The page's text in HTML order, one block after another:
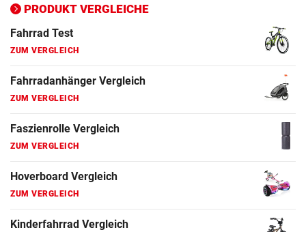
PRODUKT VERGLEICHE
Action-Cam Vergleich
ZUM VERGLEICH
Crosstrainer Vergleich
ZUM VERGLEICH
E-Bike Vergleich
ZUM VERGLEICH
Elektro-Scooter Vergleich
ZUM VERGLEICH
Ergometer Vergleich